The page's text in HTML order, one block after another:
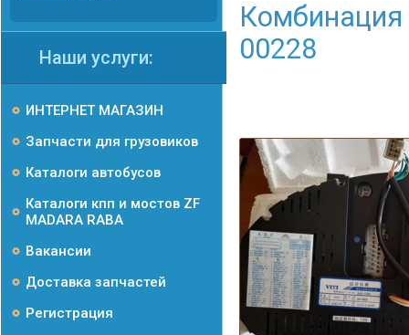
Комбинация
00228
Наши услуги:
ИНТЕРНЕТ МАГАЗИН
Запчасти для грузовиков
Каталоги автобусов
Каталоги кпп и мостов ZF
MADARA RABA
Вакансии
Доставка запчастей
Регистрация